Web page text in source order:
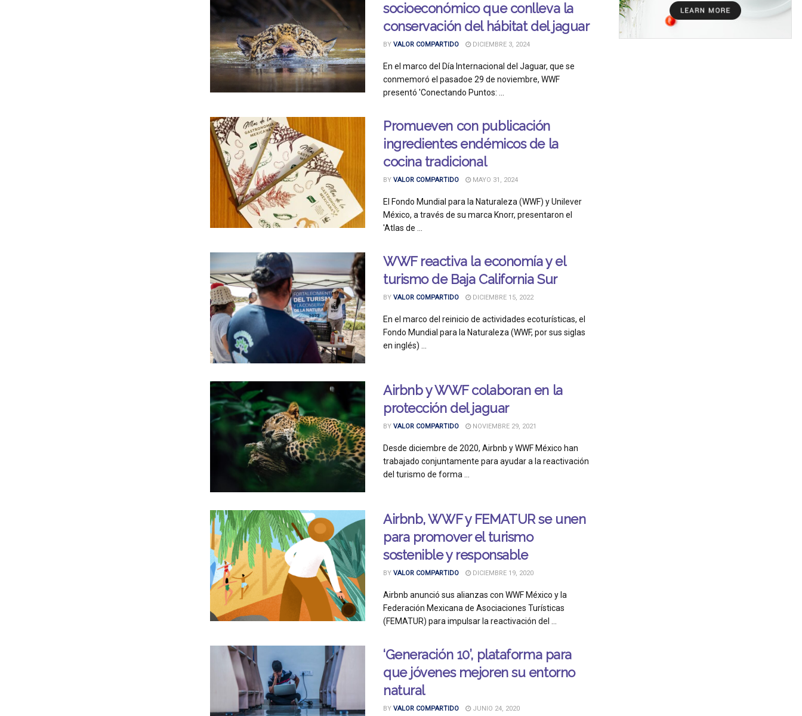
socioeconómico que conlleva la
conservación del hábitat del jaguar
BY VALOR COMPARTIDO DICIEMBRE 3, 2024
En el marco del Día Internacional del Jaguar, que se
conmemoró el pasadoe 29 de noviembre, WWF
presentó 'Conectando Puntos: ...
Promueven con publicación
ingredientes endémicos de la
cocina tradicional
BY VALOR COMPARTIDO MAYO 31, 2024
El Fondo Mundial para la Naturaleza (WWF) y Unilever
México, a través de su marca Knorr, presentaron el
'Atlas de ...
WWF reactiva la economía y el
turismo de Baja California Sur
BY VALOR COMPARTIDO DICIEMBRE 15, 2022
En el marco del reinicio de actividades ecoturísticas, el
Fondo Mundial para la Naturaleza (WWF, por sus siglas
en inglés) ...
Airbnb y WWF colaboran en la
protección del jaguar
BY VALOR COMPARTIDO NOVIEMBRE 29, 2021
Desde diciembre de 2020, Airbnb y WWF México han
trabajado conjuntamente para ayudar a la reactivación
del turismo de forma ...
Airbnb, WWF y FEMATUR se unen
para promover el turismo
sostenible y responsable
BY VALOR COMPARTIDO DICIEMBRE 19, 2020
Airbnb anunció sus alianzas con WWF México y la
Federación Mexicana de Asociaciones Turísticas
(FEMATUR) para impulsar la reactivación del ...
‘Generación 10’, plataforma para
que jóvenes mejoren su entorno
natural
BY VALOR COMPARTIDO JUNIO 24, 2020